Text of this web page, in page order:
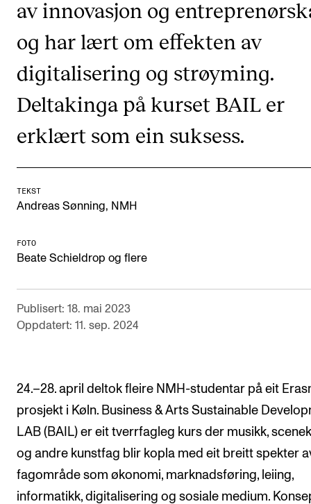
CREMAH
NordART
Prosjekter
Publikasjoner
INTERNASJONALT
Samarbeidsprosjekter
IN.TUNE
AKTUELT
Arrangementer og konserter
Ledige stillinger
INFO
Om Norges musikkhøgskole
Kontakt oss
av innovasjon og
og har lært om effekten av
digitalisering og strøyming.
Deltakinga på kurset BAIL er
erklært som ein suksess.
TEKST
Andreas Sønning, NMH
FOTO
Beate Schieldrop og flere
Publisert: 18. mai 2023
Oppdatert: 11. sep. 2024
24.–28. april deltok fleire NMH-studentar på eit
prosjekt i Køln. Business & Arts Sustainable
LAB (BAIL) er eit tverrfagleg kurs der musikk,
og andre kunstfag blir kopla med eit breitt spekter
fagområde som økonomi, marknadsføring, leiing,
informatikk, digitalisering og sosiale medium.